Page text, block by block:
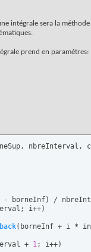
intégrale sera la
prend en paramètres:
nbreInterval,
- borneInf)
/
i++)
( borneInf + i *
+ 1; i++)